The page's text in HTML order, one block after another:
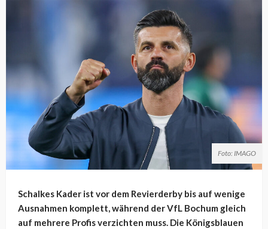
Foto: IMAGO
Schalkes Kader ist vor dem Revierderby bis auf wenige
Ausnahmen komplett, während der VfL Bochum gleich
auf mehrere Profis verzichten muss. Die Königsblauen